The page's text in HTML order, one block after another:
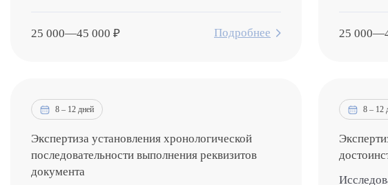
25 000—45 000 ₽ Подробнее 25 000—
8 – 12 дней
Экспертиза установления хронологической
последовательности выполнения реквизитов
документа
8 – 12